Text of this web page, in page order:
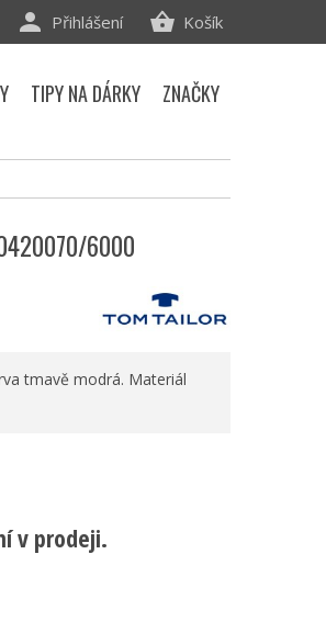
6000
tmavě modrá. Materiál
v prodeji.
Košík
Přihlášení
TIPY NA DÁRKY ZNAČKY